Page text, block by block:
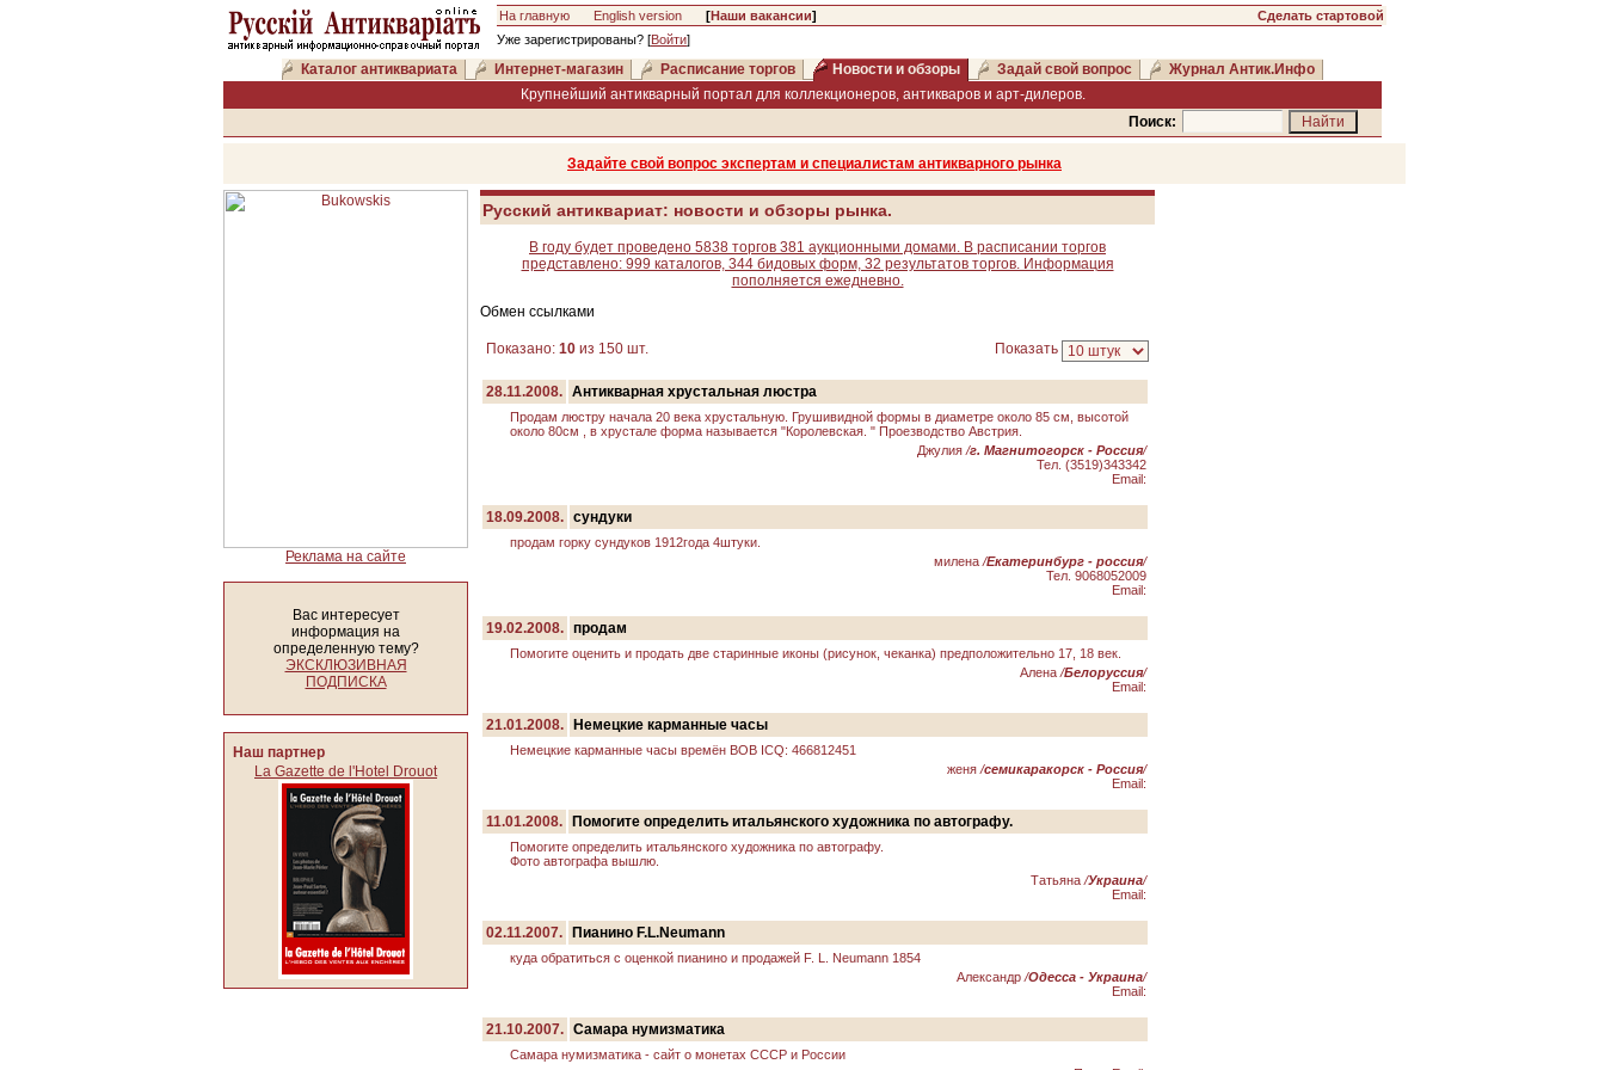
На главную English version [Наши вакансии]
Уже зарегистрированы? [Войти]
Сделать стартовой
Каталог антиквариата Интернет-магазин Расписание торгов Новости и обзоры Задай свой вопрос
Журнал Антик.Инфо
Крупнейший антикварный портал для коллекционеров, антикваров и арт-дилеров.
Поиск:
Задайте свой вопрос экспертам и специалистам антикварного рынка
Реклама на сайте
Вас интересует
информация на
определенную тему?
ЭКСКЛЮЗИВНАЯ
ПОДПИСКА
Наш партнер
La Gazette de l'Hotel Drouot
Русский антиквариат: новости и обзоры рынка.
В году будет проведено 5838 торгов 381 аукционными домами. В расписании торгов
представлено: 999 каталогов, 344 бидовых форм, 32 результатов торгов. Информация
пополняется ежедневно.
Обмен ссылками
Показано: 10 из 150 шт. Показать
28.11.2008. Антикварная хрустальная люстра
Продам люстру начала 20 века хрустальную. Грушивидной формы в диаметре около 85 см, высотой
около 80см , в хрустале форма называется "Королевская. " Проезводство Австрия.
Джулия /г. Магнитогорск - Россия/
Тел. (3519)343342
Email:
18.09.2008. сундуки
продам горку сундуков 1912года 4штуки.
милена /Екатеринбург - россия/
Тел. 9068052009
Email:
19.02.2008. продам
Помогите оценить и продать две старинные иконы (рисунок, чеканка) предположительно 17, 18 век.
Алена /Белоруссия/
Email:
21.01.2008. Немецкие карманные часы
Немецкие карманные часы времён ВОВ ICQ: 466812451
женя /семикаракорск - Россия/
Email:
11.01.2008. Помогите определить итальянского художника по автографу.
Помогите определить итальянского художника по автографу.
Фото автографа вышлю.
Татьяна /Украина/
Email:
02.11.2007. Пианино F.L.Neumann
куда обратиться с оценкой пианино и продажей F. L. Neumann 1854
Александр /Одесса - Украина/
Email:
21.10.2007. Самара нумизматика
Самара нумизматика - сайт о монетах СССР и России